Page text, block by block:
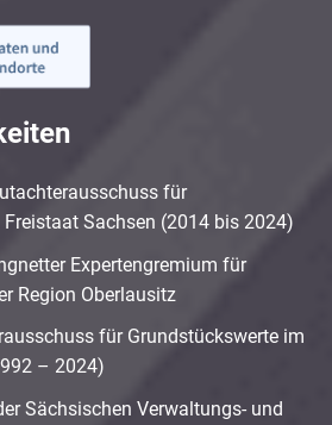
für
Sachsen (2014 bis 2024)
Expertengremium für
Region Oberlausitz
für Grundstückswerte im
– 2024)
Sächsischen Verwaltungs- und